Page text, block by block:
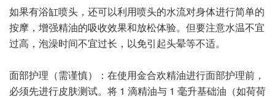
如果有浴缸喷头，还可以利用喷头的水流对身体进行简单的
按摩，增强精油的吸收效果和放松体验。但要注意水温不宜
过高，泡澡时间不宜过长，以免引起头晕等不适。
面部护理（需谨慎）：在使用金合欢精油进行面部护理前，
必须先进行皮肤测试。将 1 滴精油与 1 毫升基础油（如荷荷